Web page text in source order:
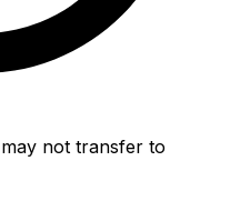
not transfer to